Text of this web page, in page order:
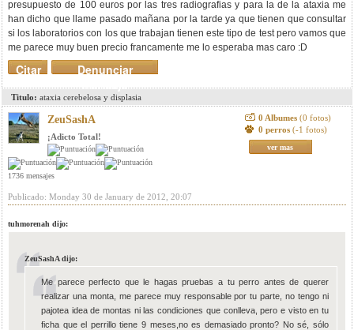
presupuesto de 100 euros por las tres radiografias y para la de la ataxia me
han dicho que llame pasado mañana por la tarde ya que tienen que consultar
si los laboratorios con los que trabajan tienen este tipo de test pero vamos que
me parece muy buen precio francamente me lo esperaba mas caro :D
Denunciar
mensaje
Citar
Titulo: ataxia cerebelosa y displasia
ZeuSashA
¡Adicto Total!
1736 mensajes
0 Albumes (0 fotos)
0 perros (-1 fotos)
ver mas
Publicado: Monday 30 de January de 2012, 20:07
tuhmorenah dijo:
ZeuSashA dijo:
Me parece perfecto que le hagas pruebas a tu perro antes de querer
realizar una monta, me parece muy responsable por tu parte, no tengo ni
pajotea idea de montas ni las condiciones que conlleva, pero e visto en tu
ficha que el perrillo tiene 9 meses,no es demasiado pronto? No sé, sólo